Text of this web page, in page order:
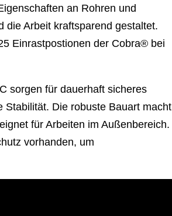
an Rohren und
die Arbeit kraftsparend gestaltet.
Einrastpostionen der Cobra® bei
sorgen für dauerhaft sicheres
Stabilität. Die robuste Bauart macht
für Arbeiten im Außenbereich.
vorhanden, um